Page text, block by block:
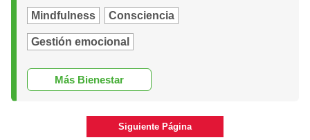
Mindfulness Consciencia
Gestión emocional
Más Bienestar
Siguiente Página